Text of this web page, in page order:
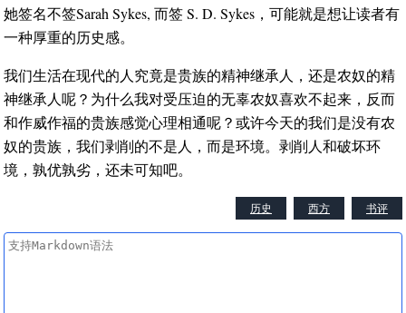
她签名不签Sarah Sykes, 而签 S. D. Sykes，可能就是想让读者有
一种厚重的历史感。
我们生活在现代的人究竟是贵族的精神继承人，还是农奴的精
神继承人呢？为什么我对受压迫的无辜农奴喜欢不起来，反而
和作威作福的贵族感觉心理相通呢？或许今天的我们是没有农
奴的贵族，我们剥削的不是人，而是环境。剥削人和破坏环
境，孰优孰劣，还未可知吧。
历史 西方 书评